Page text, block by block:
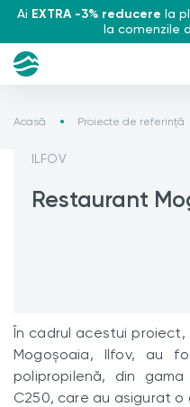
Ai EXTRA -3% reducere la
la comenzile
Acasă Proiecte de referință
ILFOV
Restaurant
În cadrul acestui proiect,
Mogoșoaia, Ilfov, au
polipropilenă, din
C250, care au asigurat